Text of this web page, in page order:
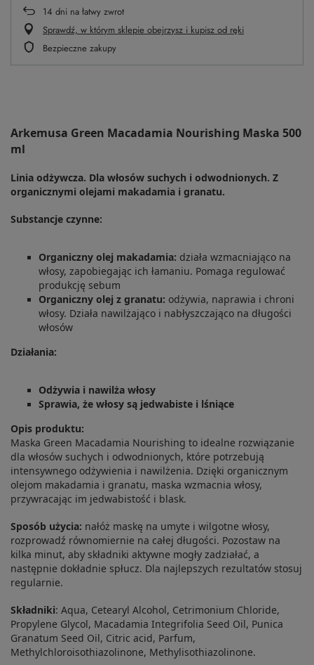
14 dni na łatwy zwrot
Sprawdź, w którym sklepie obejrzysz i kupisz od ręki
Bezpieczne zakupy
Arkemusa Green Macadamia Nourishing Maska 500
ml
Linia odżywcza. Dla włosów suchych i odwodnionych. Z
organicznymi olejami makadamia i granatu.
Substancje czynne:
Organiczny olej makadamia: działa wzmacniająco na
włosy, zapobiegając ich łamaniu. Pomaga regulować
produkcję sebum
Organiczny olej z granatu: odżywia, naprawia i chroni
włosy. Działa nawilżająco i nabłyszczająco na długości
włosów
Działania:
Odżywia i nawilża włosy
Sprawia, że włosy są jedwabiste i lśniące
Opis produktu:
Maska Green Macadamia Nourishing to idealne rozwiązanie
dla włosów suchych i odwodnionych, które potrzebują
intensywnego odżywienia i nawilżenia. Dzięki organicznym
olejom makadamia i granatu, maska wzmacnia włosy,
przywracając im jedwabistość i blask.
Sposób użycia: nałóż maskę na umyte i wilgotne włosy,
rozprowadź równomiernie na całej długości. Pozostaw na
kilka minut, aby składniki aktywne mogły zadziałać, a
następnie dokładnie spłucz. Dla najlepszych rezultatów stosuj
regularnie.
Składniki: Aqua, Cetearyl Alcohol, Cetrimonium Chloride,
Propylene Glycol, Macadamia Integrifolia Seed Oil, Punica
Granatum Seed Oil, Citric acid, Parfum,
Methylchloroisothiazolinone, Methylisothiazolinone.